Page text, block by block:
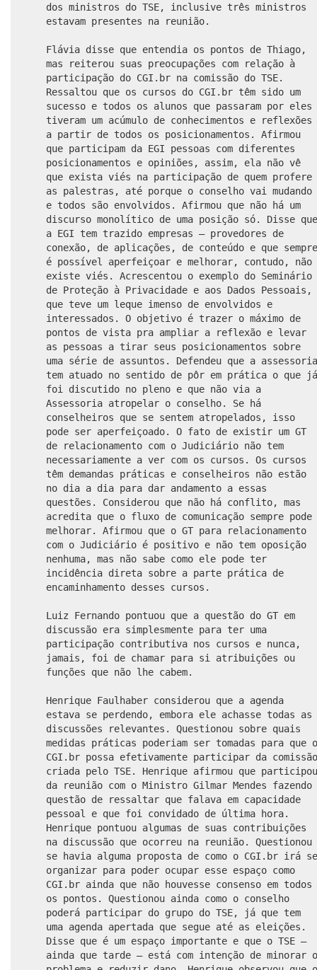
dos ministros do TSE, inclusive três ministros
estavam presentes na reunião.
Flávia disse que entendia os pontos de Thiago,
mas reiterou suas preocupações com relação à
participação do CGI.br na comissão do TSE.
Ressaltou que os cursos do CGI.br têm sido um
sucesso e todos os alunos que passaram por eles
tiveram um acúmulo de conhecimentos e reflexões
a partir de todos os posicionamentos. Afirmou
que participam da EGI pessoas com diferentes
posicionamentos e opiniões, assim, ela não vê
que exista viés na participação de quem profere
as palestras, até porque o conselho vai mudando
e todos são envolvidos. Afirmou que não há um
discurso monolítico de uma posição só. Disse que
a EGI tem trazido empresas — provedores de
conexão, de aplicações, de conteúdo e que sempre
é possível aperfeiçoar e melhorar, contudo, não
existe viés. Acrescentou o exemplo do Seminário
de Proteção à Privacidade e aos Dados Pessoais,
que teve um leque imenso de envolvidos e
interessados. O objetivo é trazer o máximo de
pontos de vista pra ampliar a reflexão e levar
as pessoas a tirar seus posicionamentos sobre
uma série de assuntos. Defendeu que a assessoria
tem atuado no sentido de pôr em prática o que já
foi discutido no pleno e que não via a
Assessoria atropelar o conselho. Se há
conselheiros que se sentem atropelados, isso
pode ser aperfeiçoado. O fato de existir um GT
de relacionamento com o Judiciário não tem
necessariamente a ver com os cursos. Os cursos
têm demandas práticas e conselheiros não estão
no dia a dia para dar andamento a essas
questões. Considerou que não há conflito, mas
acredita que o fluxo de comunicação sempre pode
melhorar. Afirmou que o GT para relacionamento
com o Judiciário é positivo e não tem oposição
nenhuma, mas não sabe como ele pode ter
incidência direta sobre a parte prática de
encaminhamento desses cursos.
Luiz Fernando pontuou que a questão do GT em
discussão era simplesmente para ter uma
participação contributiva nos cursos e nunca,
jamais, foi de chamar para si atribuições ou
funções que não lhe cabem.
Henrique Faulhaber considerou que a agenda
estava se perdendo, embora ele achasse todas as
discussões relevantes. Questionou sobre quais
medidas práticas poderiam ser tomadas para que o
CGI.br possa efetivamente participar da comissão
criada pelo TSE. Henrique afirmou que participou
da reunião com o Ministro Gilmar Mendes fazendo
questão de ressaltar que falava em capacidade
pessoal e que foi convidado de última hora.
Henrique pontuou algumas de suas contribuições
na discussão que ocorreu na reunião. Questionou
se havia alguma proposta de como o CGI.br irá se
organizar para poder ocupar esse espaço como
CGI.br ainda que não houvesse consenso em todos
os pontos. Questionou ainda como o conselho
poderá participar do grupo do TSE, já que tem
uma agenda apertada que segue até as eleições.
Disse que é um espaço importante e que o TSE —
ainda que tarde — está com intenção de minorar o